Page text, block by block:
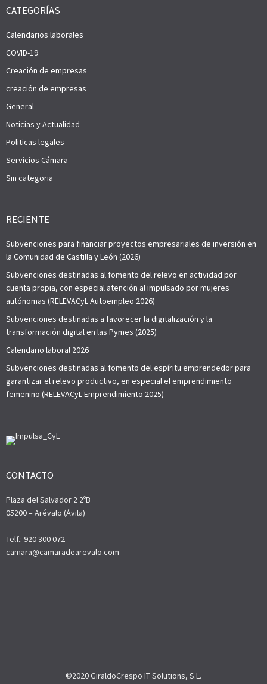
CATEGORÍAS
Calendarios laborales
COVID-19
Creación de empresas
creación de empresas
General
Noticias y Actualidad
Politicas legales
Servicios Cámara
Sin categoria
RECIENTE
Subvenciones para financiar proyectos empresariales de inversión en
la Comunidad de Castilla y León (2026)
Subvenciones destinadas al fomento del relevo en actividad por
cuenta propia, con especial atención al impulsado por mujeres
autónomas (RELEVACyL Autoempleo 2026)
Subvenciones destinadas a favorecer la digitalización y la
transformación digital en las Pymes (2025)
Calendario laboral 2026
Subvenciones destinadas al fomento del espíritu emprendedor para
garantizar el relevo productivo, en especial el emprendimiento
femenino (RELEVACyL Emprendimiento 2025)
CONTACTO
Plaza del Salvador 2 2ºB
05200 – Arévalo (Ávila)
Telf.: 920 300 072
camara@camaradearevalo.com
©2020 GiraldoCrespo IT Solutions, S.L.